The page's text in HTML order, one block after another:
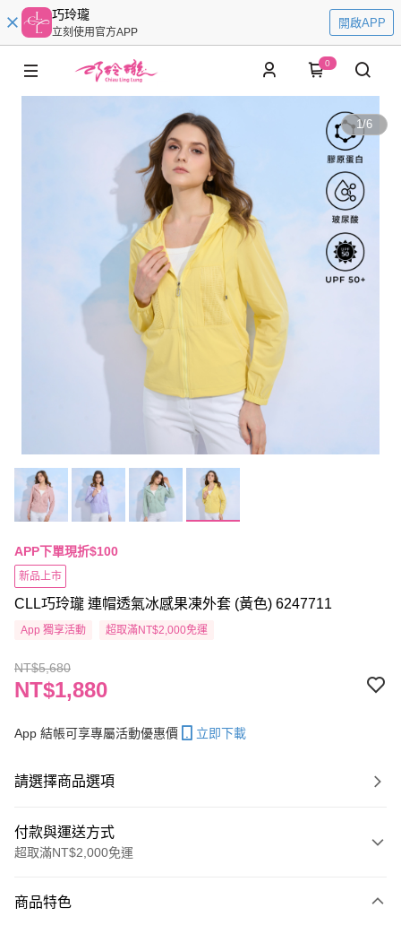
巧玲瓏
立刻使用官方APP
開啟APP
0
1/6
APP下單現折$100
新品上市
CLL巧玲瓏 連帽透氣冰感果凍外套 (黃色) 6247711
App 獨享活動 超取滿NT$2,000免運
NT$5,680
NT$1,880
App 結帳可享專屬活動優惠價 立即下載
請選擇商品選項
付款與運送方式
超取滿NT$2,000免運
信用卡一次付款
商品特色